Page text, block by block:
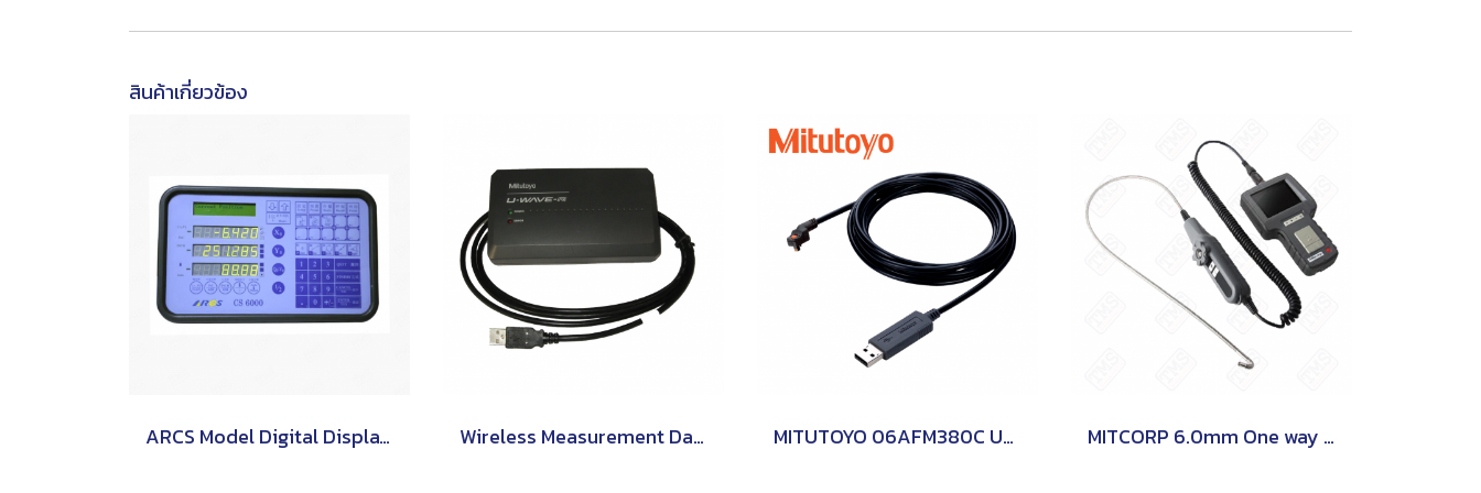
สินค้าเกี่ยวข้อง
ARCS Model Digital Display CS-6000 Wireless Measurement Data Communication System U-WAVE Mitutoyo MITUTOYO 06AFM380C USB-ITN-C CABLE WITH SWITCH MITCORP 6.0mm One way articulation Probe for F500